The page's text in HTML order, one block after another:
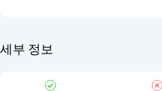
세부 정보